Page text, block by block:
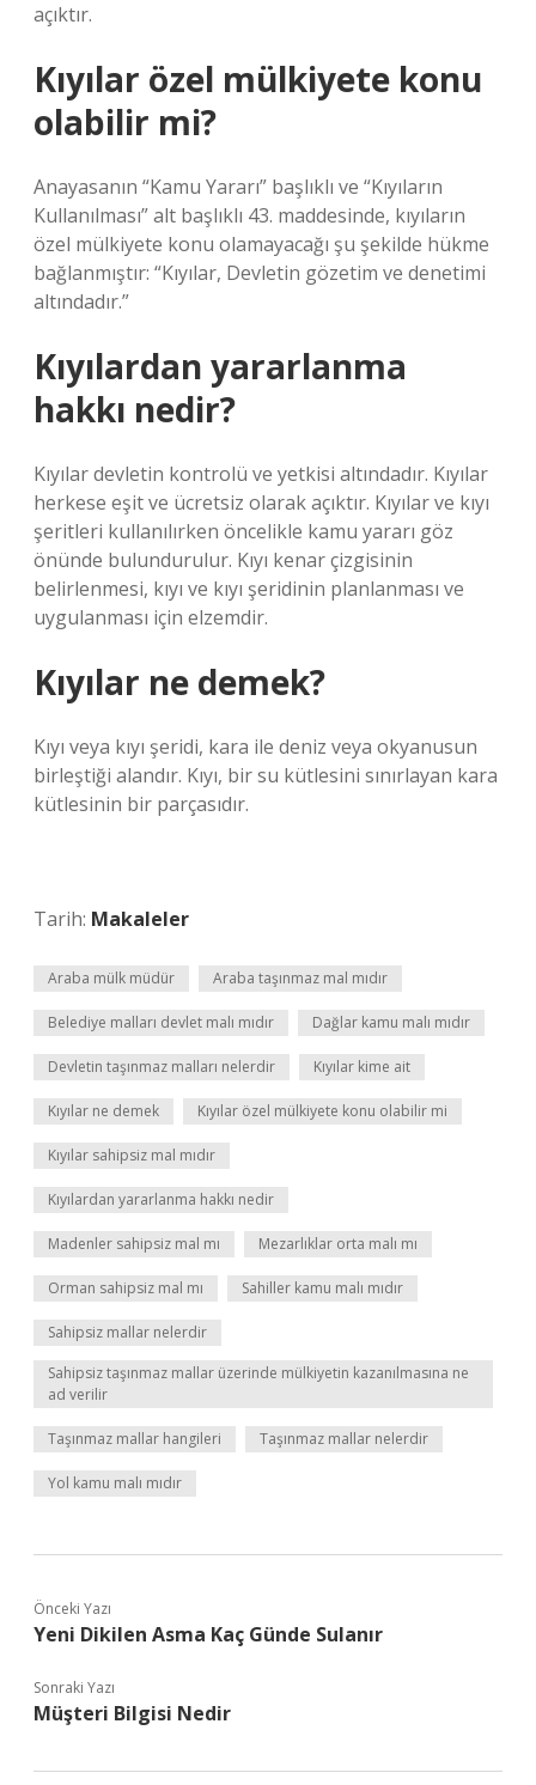
açıktır.
Kıyılar özel mülkiyete konu
olabilir mi?
Anayasanın “Kamu Yararı” başlıklı ve “Kıyıların
Kullanılması” alt başlıklı 43. maddesinde, kıyıların
özel mülkiyete konu olamayacağı şu şekilde hükme
bağlanmıştır: “Kıyılar, Devletin gözetim ve denetimi
altındadır.”
Kıyılardan yararlanma
hakkı nedir?
Kıyılar devletin kontrolü ve yetkisi altındadır. Kıyılar
herkese eşit ve ücretsiz olarak açıktır. Kıyılar ve kıyı
şeritleri kullanılırken öncelikle kamu yararı göz
önünde bulundurulur. Kıyı kenar çizgisinin
belirlenmesi, kıyı ve kıyı şeridinin planlanması ve
uygulanması için elzemdir.
Kıyılar ne demek?
Kıyı veya kıyı şeridi, kara ile deniz veya okyanusun
birleştiği alandır. Kıyı, bir su kütlesini sınırlayan kara
kütlesinin bir parçasıdır.
Tarih: Makaleler
Araba mülk müdür Araba taşınmaz mal mıdır
Belediye malları devlet malı mıdır Dağlar kamu malı mıdır
Devletin taşınmaz malları nelerdir Kıyılar kime ait
Kıyılar ne demek Kıyılar özel mülkiyete konu olabilir mi
Kıyılar sahipsiz mal mıdır
Kıyılardan yararlanma hakkı nedir
Madenler sahipsiz mal mı Mezarlıklar orta malı mı
Orman sahipsiz mal mı Sahiller kamu malı mıdır
Sahipsiz mallar nelerdir
Sahipsiz taşınmaz mallar üzerinde mülkiyetin kazanılmasına ne
ad verilir
Taşınmaz mallar hangileri Taşınmaz mallar nelerdir
Yol kamu malı mıdır
Önceki Yazı
Yeni Dikilen Asma Kaç Günde Sulanır
Sonraki Yazı
Müşteri Bilgisi Nedir